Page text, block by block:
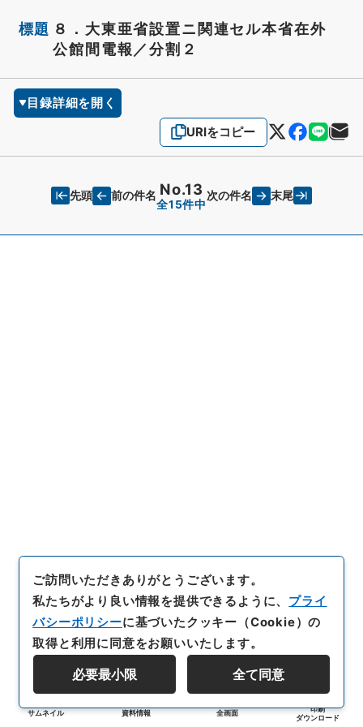
標題 ８．大東亜省設置ニ関連セル本省在外
公館間電報／分割２
目録詳細を開く
URIをコピー
先頭 前の件名 No.13
全15件中
次の件名 末尾
サムネイル 資料情報 全画面
印刷
ダウンロード
ご訪問いただきありがとうございます。
私たちがより良い情報を提供できるように、 プライ
バシーポリシーに基づいたクッキー（Cookie）の
取得と利用に同意をお願いいたします。
必要最小限 全て同意